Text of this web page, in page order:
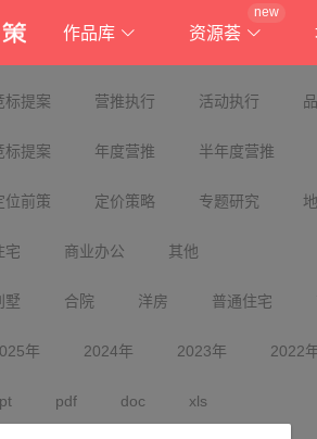
作品库 资源荟
new
标提案 营推执行 活动执行
标提案 年度营推 半年度营推
位前策 定价策略 专题研究
宅 商业办公 其他
墅 合院 洋房 普通住宅
年 2024年 2023年 2022
pdf doc xls